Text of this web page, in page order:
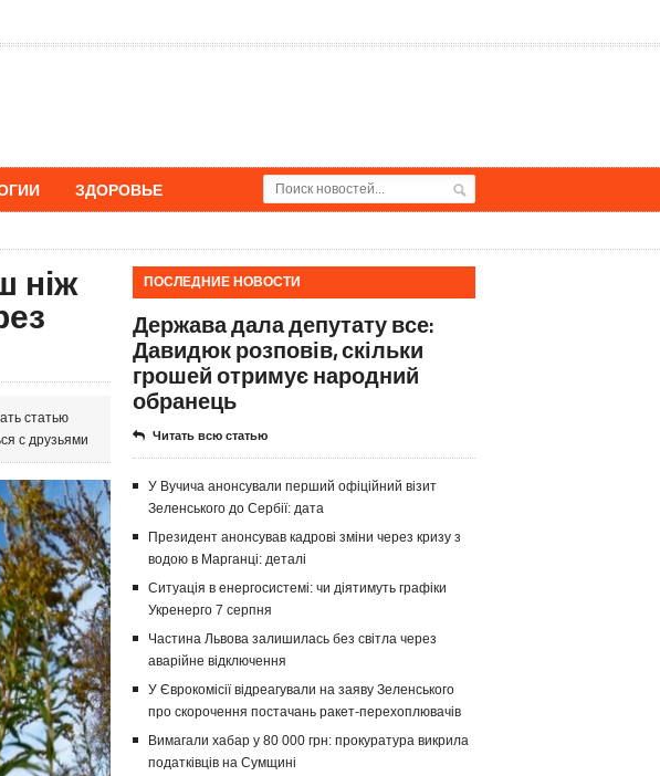
ЗДОРОВЬЕ
ніж
статью
с друзьями
ПОСЛЕДНИЕ НОВОСТИ
Держава дала депутату все:
Давидюк розповів, скільки
грошей отримує народний
обранець
Читать всю статью
У Вучича анонсували перший офіційний візит
Зеленського до Сербії: дата
Президент анонсував кадрові зміни через кризу з
водою в Марганці: деталі
Ситуація в енергосистемі: чи діятимуть графіки
Укренерго 7 серпня
Частина Львова залишилась без світла через
аварійне відключення
У Єврокомісії відреагували на заяву Зеленського
про скорочення постачань ракет-перехоплювачів
Вимагали хабар у 80 000 грн: прокуратура викрила
податківців на Сумщині